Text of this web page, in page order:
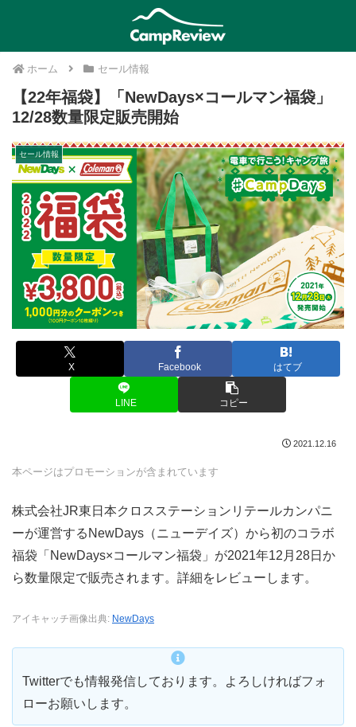
ホーム セール情報
【22年福袋】「NewDays×コールマン福袋」
12/28数量限定販売開始
セール情報
X Facebook はてブ
LINE コピー
2021.12.16
本ページはプロモーションが含まれています
株式会社JR東日本クロスステーションリテールカンパニ
ーが運営するNewDays（ニューデイズ）から初のコラボ
福袋「NewDays×コールマン福袋」が2021年12月28日か
ら数量限定で販売されます。詳細をレビューします。
アイキャッチ画像出典: NewDays
Twitterでも情報発信しております。よろしければフォ
ローお願いします。